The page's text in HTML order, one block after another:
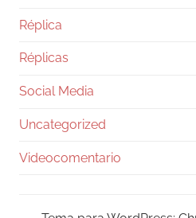
Réplica
Réplicas
Social Media
Uncategorized
Videocomentario